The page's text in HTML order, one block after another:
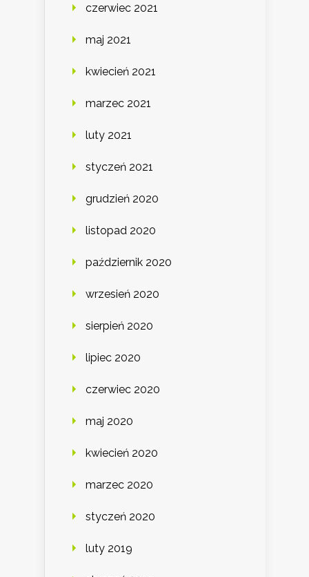
czerwiec 2021
maj 2021
kwiecień 2021
marzec 2021
luty 2021
styczeń 2021
grudzień 2020
listopad 2020
październik 2020
wrzesień 2020
sierpień 2020
lipiec 2020
czerwiec 2020
maj 2020
kwiecień 2020
marzec 2020
styczeń 2020
luty 2019